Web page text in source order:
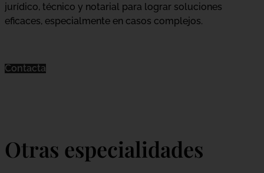
jurídico, técnico y notarial para lograr soluciones
eficaces, especialmente en casos complejos.
Contacta
Otras especialidades